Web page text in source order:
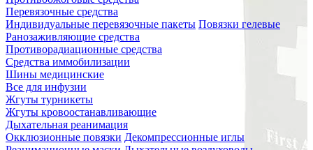
Перевязочные средства
Индивидуальные перевязочные пакеты Повязки гелевые
Ранозаживляющие средства
Противорадиационные средства
Средства иммобилизации
Шины медицинские
Все для инфузии
Жгуты турникеты
Жгуты кровоостанавливающие
Дыхательная реанимация
Окклюзионные повязки Декомпрессионные иглы